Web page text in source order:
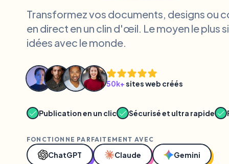
Transformez vos documents, designs ou
en direct en un clin d'œil. Le moyen le plus
idées avec le monde.
50k+sites web créés
Publication en un clic Sécurisé et ultra rapide
FONCTIONNE PARFAITEMENT AVEC
ChatGPT Claude Gemini